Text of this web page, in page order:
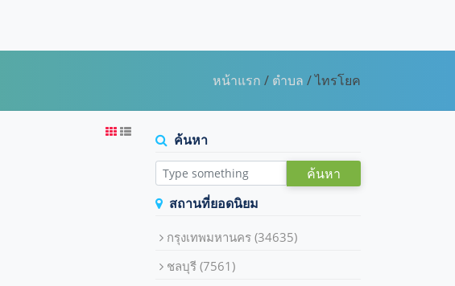
หน้าแรก / ตำบล / ไทรโยค
ค้นหา
ค้นหา
สถานที่ยอดนิยม
กรุงเทพมหานคร
(34635)
ชลบุรี
(7561)